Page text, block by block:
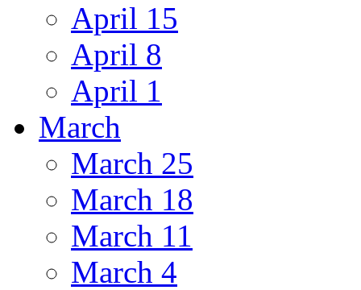
April 15
April 8
April 1
March
March 25
March 18
March 11
March 4